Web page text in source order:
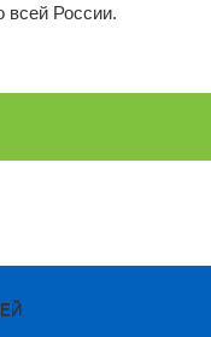
всей России.